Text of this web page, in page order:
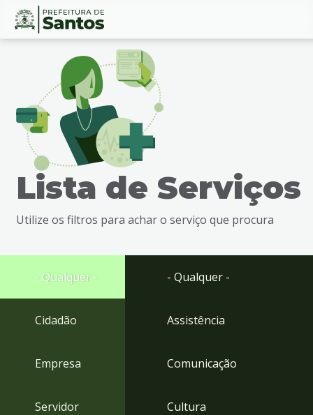
Ir
busca
Ir
rodapé
Conteúdo
Lista de Serviços
Utilize os filtros para achar o serviço que procura
- Qualquer -
Cidadão
Empresa
Servidor
- Qualquer -
Assistência
Comunicação
Cultura